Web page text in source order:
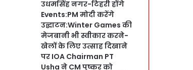
उधमसिंह नगर-टिहरी होंगे
Events:PM मोदी करेंगे
उद्घाटन:Winter Games की
मेजबानी भी स्वीकार करने-
खेलों के लिए उत्साह दिखाने
पर IOA Chairman PT
Usha ने CM पुष्कर को